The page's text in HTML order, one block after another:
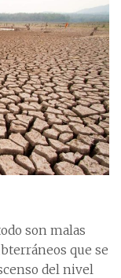
son malas
que se
del nivel